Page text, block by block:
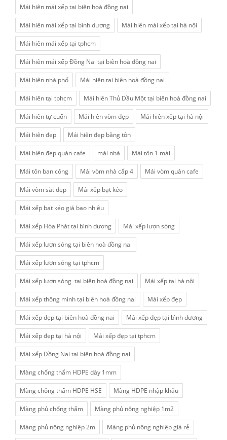
Mái hiên mái xếp tại biên hoà đồng nai
Mái hiên mái xếp tại bình dương Mái hiên mái xếp tại hà nội
Mái hiên mái xếp tại tphcm
Mái hiên mái xếp Đồng Nai tại biên hoà đồng nai
Mái hiên nhà phố Mái hiên tại biên hoà đồng nai
Mái hiên tại tphcm Mái hiên Thủ Dầu Một tại biên hoà đồng nai
Mái hiên tự cuốn Mái hiên vòm đẹp Mái hiên xếp tại hà nội
Mái hiên đẹp Mái hiên đẹp bằng tôn
Mái hiên đẹp quán cafe mái nhà Mái tôn 1 mái
Mái tôn ban công Mái vòm nhà cấp 4 Mái vòm quán cafe
Mái vòm sắt đẹp Mái xếp bạt kéo
Mái xếp bạt kéo giá bao nhiêu
Mái xếp Hòa Phát tại bình dương Mái xếp lượn sóng
Mái xếp lượn sóng tại biên hoà đồng nai
Mái xếp lượn sóng tại tphcm
Mái xếp lượn sóng tại biên hoà đồng nai Mái xếp tại hà nội
Mái xếp thông minh tại biên hoà đồng nai Mái xếp đẹp
Mái xếp đẹp tại biên hoà đồng nai Mái xếp đẹp tại bình dương
Mái xếp đẹp tại hà nội Mái xếp đẹp tại tphcm
Mái xếp Đồng Nai tại biên hoà đồng nai
Màng chống thấm HDPE dày 1mm
Màng chống thấm HDPE HSE Màng HDPE nhập khẩu
Màng phủ chống thấm Màng phủ nông nghiệp 1m2
Màng phủ nông nghiệp 2m Màng phủ nông nghiệp giá rẻ